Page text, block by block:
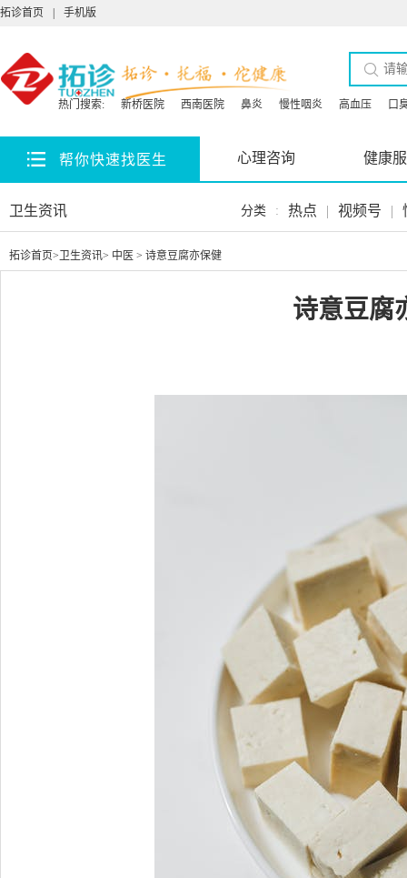
拓诊首页 手机版
热门搜索: 新桥医院 西南医院 鼻炎 慢性咽炎 高血压 口
帮你快速找医生 心理咨询 健康
卫生资讯 分类 : 热点 | 视频号 |
拓诊首页> 卫生资讯> 中医 > 诗意豆腐亦保健
诗意豆腐